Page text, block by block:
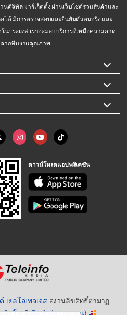
ดิจิทัล มาร์เก็ตติ้ง ผ่านเว็บไซต์รวมสินค้าและ
ได้ มีการตรวจสอบและยืนยันตัวตนจริง และ
ประเทศ เราจะมอบบริการที่เหนือความคาด
ากทีมงานคุณภาพ
ดาวน์โหลดแอปพลิเคชัน
เยลโล่เพจเจส สงวนลิขสิทธิ์ตามกฏ
อินโฟ มีเดีย จำกัด (มหาชน)